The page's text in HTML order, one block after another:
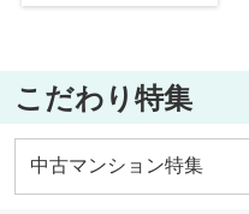
こだわり特集
中古マンション特集